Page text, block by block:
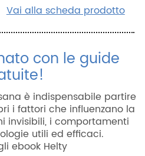
Vai alla scheda prodotto
con le guide
è indispensabile partire
i fattori che influenzano la
invisibili, i comportamenti
utili ed efficaci.
ebook Helty